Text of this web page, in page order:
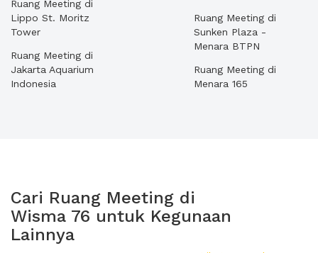
Ruang Meeting di
Lippo St. Moritz
Tower
Ruang Meeting di
Jakarta Aquarium
Indonesia
Ruang Meeting di
Sunken Plaza -
Menara BTPN
Ruang Meeting di
Menara 165
Cari Ruang Meeting di
Wisma 76 untuk Kegunaan
Lainnya